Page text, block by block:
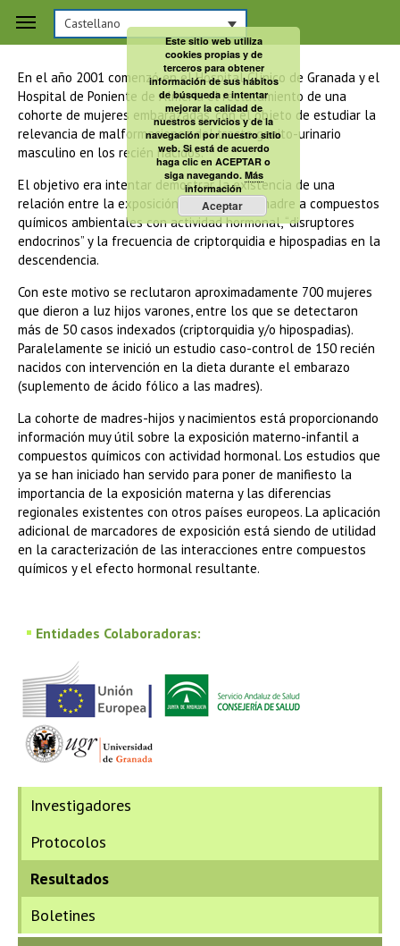
Castellano
Granada
En el año 2001 comenzó en el Hospital Clínico de Granada y el
Hospital de Poniente de Almería el reclutamiento de una
cohorte de mujeres embarazadas, con el objeto de estudiar la
relevancia de malformaciones del tracto genito-urinario
masculino en los recién nacidos.
El objetivo era intentar demostrar la existencia de una
relación entre la exposición crónica de la madre a compuestos
químicos ambientales con actividad hormonal, “disruptores
endocrinos” y la frecuencia de criptorquidia e hipospadias en la
descendencia.
Con este motivo se reclutaron aproximadamente 700 mujeres
que dieron a luz hijos varones, entre los que se detectaron
más de 50 casos indexados (criptorquidia y/o hipospadias).
Paralelamente se inició un estudio caso-control de 150 recién
nacidos con intervención en la dieta durante el embarazo
(suplemento de ácido fólico a las madres).
La cohorte de madres-hijos y nacimientos está proporcionando
información muy útil sobre la exposición materno-infantil a
compuestos químicos con actividad hormonal. Los estudios que
ya se han iniciado han servido para poner de manifiesto la
importancia de la exposición materna y las diferencias
regionales existentes con otros países europeos. La aplicación
adicional de marcadores de exposición está siendo de utilidad
en la caracterización de las interacciones entre compuestos
químicos y el efecto hormonal resultante.
Entidades Colaboradoras:
Investigadores
Protocolos
Resultados
Boletines
Este sitio web utiliza
cookies propias y de
terceros para obtener
información de sus hábitos
de búsqueda e intentar
mejorar la calidad de
nuestros servicios y de la
navegación por nuestro sitio
web. Si está de acuerdo
haga clic en ACEPTAR o
siga navegando. Más
información
Aceptar